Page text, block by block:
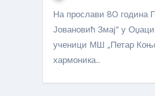
На прослави 80 година Гимназије „Јован
Јовановић Змај“ у
ученици МШ „Петар
хармоника…